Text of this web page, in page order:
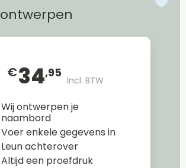
ontwerpen
€34,95
Incl. BTW
Wij ontwerpen je
naambord
Voer enkele gegevens in
Leun achterover
Altijd een proefdruk